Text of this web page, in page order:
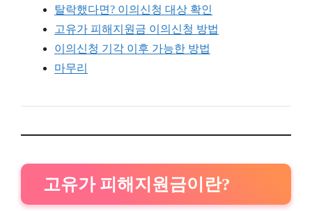
탈락했다면? 이의신청 대상 확인
고유가 피해지원금 이의신청 방법
이의신청 기각 이후 가능한 방법
마무리
고유가 피해지원금이란?